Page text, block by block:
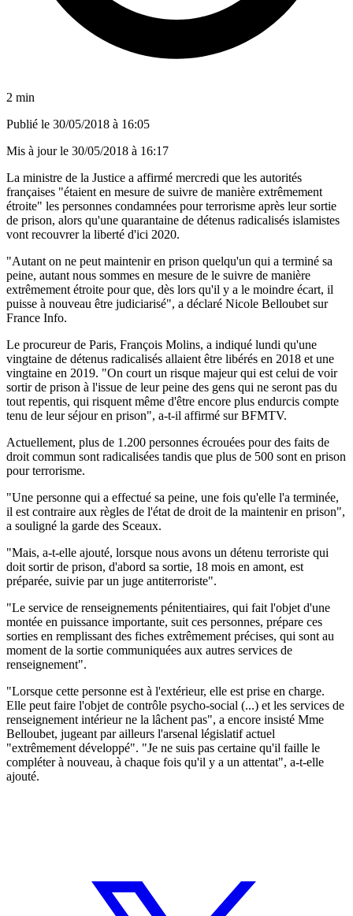
2 min
Publié le 30/05/2018 à 16:05
Mis à jour le 30/05/2018 à 16:17
La ministre de la Justice a affirmé mercredi que les autorités
françaises "étaient en mesure de suivre de manière extrêmement
étroite" les personnes condamnées pour terrorisme après leur sortie
de prison, alors qu'une quarantaine de détenus radicalisés islamistes
vont recouvrer la liberté d'ici 2020.
"Autant on ne peut maintenir en prison quelqu'un qui a terminé sa
peine, autant nous sommes en mesure de le suivre de manière
extrêmement étroite pour que, dès lors qu'il y a le moindre écart, il
puisse à nouveau être judiciarisé", a déclaré Nicole Belloubet sur
France Info.
Le procureur de Paris, François Molins, a indiqué lundi qu'une
vingtaine de détenus radicalisés allaient être libérés en 2018 et une
vingtaine en 2019. "On court un risque majeur qui est celui de voir
sortir de prison à l'issue de leur peine des gens qui ne seront pas du
tout repentis, qui risquent même d'être encore plus endurcis compte
tenu de leur séjour en prison", a-t-il affirmé sur BFMTV.
Actuellement, plus de 1.200 personnes écrouées pour des faits de
droit commun sont radicalisées tandis que plus de 500 sont en prison
pour terrorisme.
"Une personne qui a effectué sa peine, une fois qu'elle l'a terminée,
il est contraire aux règles de l'état de droit de la maintenir en prison",
a souligné la garde des Sceaux.
"Mais, a-t-elle ajouté, lorsque nous avons un détenu terroriste qui
doit sortir de prison, d'abord sa sortie, 18 mois en amont, est
préparée, suivie par un juge antiterroriste".
"Le service de renseignements pénitentiaires, qui fait l'objet d'une
montée en puissance importante, suit ces personnes, prépare ces
sorties en remplissant des fiches extrêmement précises, qui sont au
moment de la sortie communiquées aux autres services de
renseignement".
"Lorsque cette personne est à l'extérieur, elle est prise en charge.
Elle peut faire l'objet de contrôle psycho-social (...) et les services de
renseignement intérieur ne la lâchent pas", a encore insisté Mme
Belloubet, jugeant par ailleurs l'arsenal législatif actuel
"extrêmement développé". "Je ne suis pas certaine qu'il faille le
compléter à nouveau, à chaque fois qu'il y a un attentat", a-t-elle
ajouté.